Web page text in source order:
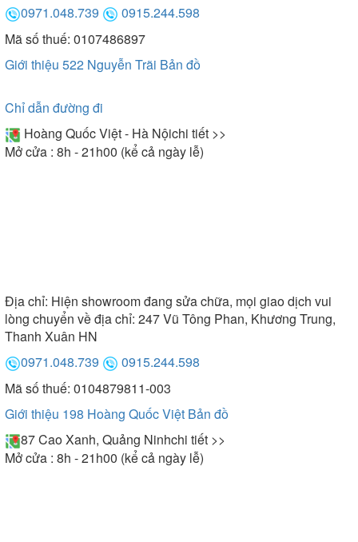
0971.048.739
0915.244.598
Mã số thuế: 0107486897
Giới thiệu 522 Nguyễn Trãi Bản đồ
Chỉ dẫn đường đi
Hoàng Quốc Việt - Hà Nộichi tiết >>
Mở cửa : 8h - 21h00 (kể cả ngày lễ)
Địa chỉ: Hiện showroom đang sửa chữa, mọi giao dịch vui
lòng chuyển về địa chỉ: 247 Vũ Tông Phan, Khương Trung,
Thanh Xuân HN
0971.048.739
0915.244.598
Mã số thuế: 0104879811-003
Giới thiệu 198 Hoàng Quốc Việt Bản đồ
87 Cao Xanh, Quảng Ninhchi tiết >>
Mở cửa : 8h - 21h00 (kể cả ngày lễ)